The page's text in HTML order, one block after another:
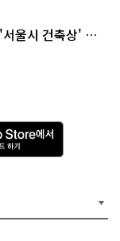
울시 건축상' 수
A
p
p
e